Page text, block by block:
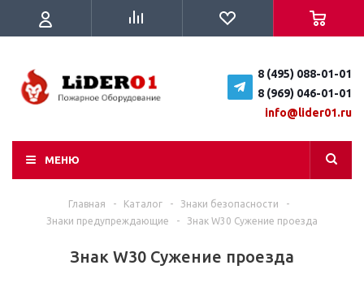
8 (495) 088-01-01
8 (969) 046-01-01
info@lider01.ru
МЕНЮ
Главная - Каталог - Знаки безопасности
-
Знаки предупреждающие
- Знак W30 Сужение проезда
Знак W30 Сужение проезда